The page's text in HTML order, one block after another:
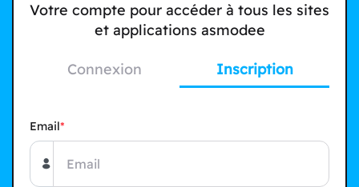
Votre compte pour accéder à tous les sites
et applications asmodee
Connexion Inscription
Email